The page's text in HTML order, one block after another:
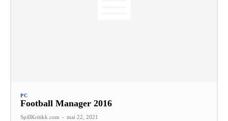
PC
Football Manager 2016
SpillKritikk.com - mai 22, 2021